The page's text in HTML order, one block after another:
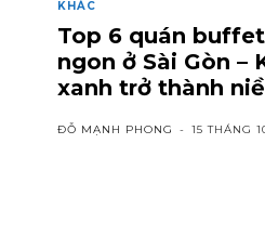
KHÁC
Top 6 quán
ngon ở Sài Gòn –
xanh trở thành
ĐỖ MẠNH PHONG - 15 THÁNG